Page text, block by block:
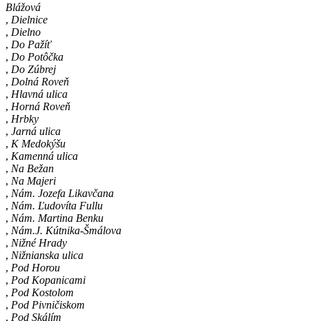
Blážová
, Dielnice
, Dielno
, Do Pažíť
, Do Potôčka
, Do Zúbrej
, Dolná Roveň
, Hlavná ulica
, Horná Roveň
, Hrbky
, Jarná ulica
, K Medokýšu
, Kamenná ulica
, Na Bežan
, Na Majeri
, Nám. Jozefa Likavčana
, Nám. Ľudovíta Fullu
, Nám. Martina Benku
, Nám.J. Kútnika-Šmálova
, Nižné Hrady
, Nižnianska ulica
, Pod Horou
, Pod Kopanicami
, Pod Kostolom
, Pod Pivničiskom
, Pod Skálím